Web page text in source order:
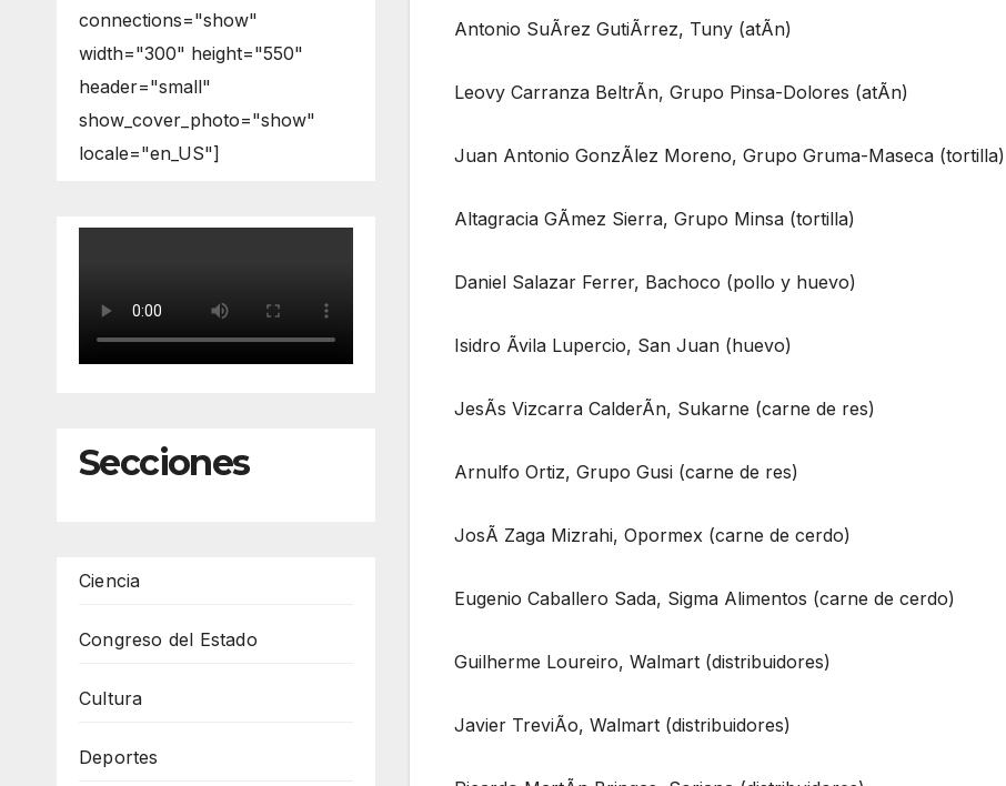
connections="show"
width="300" height="550"
header="small"
show_cover_photo="show"
locale="en_US"]
Secciones
Ciencia
Congreso del Estado
Cultura
Deportes
Antonio SuÃrez GutiÃrrez, Tuny (atÃn)
Leovy Carranza BeltrÃn, Grupo Pinsa-Dolores (atÃn)
Juan Antonio GonzÃlez Moreno, Grupo Gruma-Maseca (tortilla)
Altagracia GÃmez Sierra, Grupo Minsa (tortilla)
Daniel Salazar Ferrer, Bachoco (pollo y huevo)
Isidro Ãvila Lupercio, San Juan (huevo)
JesÃs Vizcarra CalderÃn, Sukarne (carne de res)
Arnulfo Ortiz, Grupo Gusi (carne de res)
JosÃ Zaga Mizrahi, Opormex (carne de cerdo)
Eugenio Caballero Sada, Sigma Alimentos (carne de cerdo)
Guilherme Loureiro, Walmart (distribuidores)
Javier TreviÃo, Walmart (distribuidores)